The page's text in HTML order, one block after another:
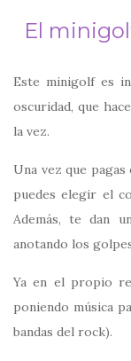
El
Este minigolf es
oscuridad, que
la vez.
Una vez que
puedes elegir el
Además, te dan
anotando los
Ya en el propio
poniendo música
bandas del rock).